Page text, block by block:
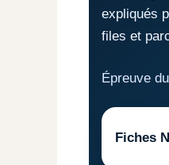
expliqués
files et
Épreuve
Fiches